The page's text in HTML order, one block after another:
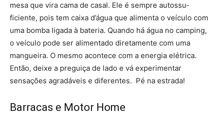
mesa que vira cama de casal. Ele é sempre autossu­
ficiente, pois tem caixa d’água que alimenta o veículo com
uma bomba ligada à bateria. Quando há água no camping,
o veículo pode ser alimentado diretamente com uma
mangueira. O mesmo acontece com a energia elétrica.
Então, deixe a preguiça de lado e vá experimen­tar
sensações agradáveis e diferentes. Pé na estrada!
Barracas e Motor Home